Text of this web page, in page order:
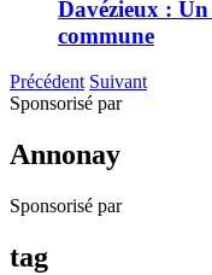
Davézieux :
commune
Précédent Suivant
Sponsorisé par
Annonay
Sponsorisé par
tag